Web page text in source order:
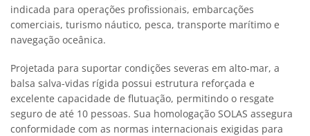
indicada para operações profissionais, embarcações
comerciais, turismo náutico, pesca, transporte marítimo e
navegação oceânica.
Projetada para suportar condições severas em alto-mar, a
balsa salva-vidas rígida possui estrutura reforçada e
excelente capacidade de flutuação, permitindo o resgate
seguro de até 10 pessoas. Sua homologação SOLAS assegura
conformidade com as normas internacionais exigidas para